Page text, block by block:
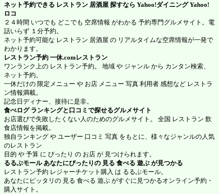
ネット予約できる レストラン 居酒屋 探すなら Yahoo!ダイニングYahoo!
ロコ
２４時間 いつでも どこでも 空席情報 がわかる 予約専門グルメサイト。電
話いらず １分予約。
ネット予約可能な レストラン 居酒屋 の リアルタイムな空席情報が一発で
わかります。
レストラン予約 一休.comレストラン
ワンランク上の レストラン予約。 地域 や ジャンル から カンタン検索、
ネット予約。
一休だけの 限定メニュー や お店 メニュー 写真 利用者 感想など レストラ
ン情報満載。
記念日ディナー、接待に是非。
食べログランキングと口コミで探せるグルメサイト
お店選びで失敗したくない人のためのグルメサイト。 全国 レストラン 飲
食店情報を掲載。
独自ランキング や ユーザー 口コミ 写真 をもとに、様々なジャンルの人気
のレストラン
目的 や 予算 に ぴったり の お店 が 見つけられます。
るるぶモールあなたにぴったりの 見る 食べる 遊ぶ が見つかる
レストラン予約 レジャーチケット購入 は るるぶモール。
あなたにピッタリの 見る 食べる 遊ぶ がすぐに見つかるオンライン予約・
購入サイト。